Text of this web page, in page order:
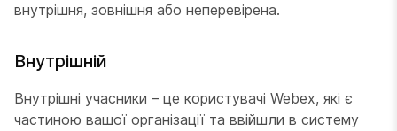
внутрішня, зовнішня або неперевірена.
Внутрішній
Внутрішні учасники – це користувачі Webex, які є
частиною вашої організації та ввійшли в систему